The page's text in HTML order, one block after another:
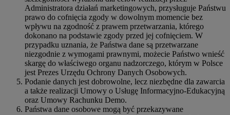
Administratora działań marketingowych, przysługuje Państwu
prawo do cofnięcia zgody w dowolnym momencie bez
wpływu na zgodność z prawem przetwarzania, którego
dokonano na podstawie zgody przed jej cofnięciem. W
przypadku uznania, że Państwa dane są przetwarzane
niezgodnie z wymogami prawnymi, możecie Państwo wnieść
skargę do właściwego organu nadzorczego, którym w Polsce
jest Prezes Urzędu Ochrony Danych Osobowych.
Podanie danych jest dobrowolne, lecz niezbędne dla zawarcia
a także realizacji Umowy o Usługę Informacyjno-Edukacyjną
oraz Umowy Rachunku Demo.
Państwa dane osobowe mogą być przekazywane